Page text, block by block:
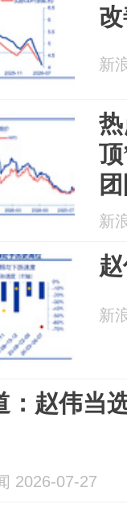
新
团
新
新
：赵伟当
2026-07-27